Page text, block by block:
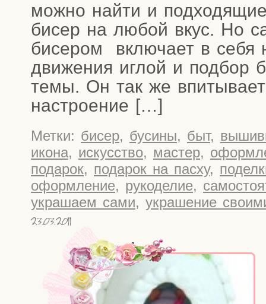
мож­но най­ти и
бисер на любой вкус. Но
бисе­ром вклю­ча­ет в себя
дви­же­ния иглой и под­бор
темы. Он так же
настроение […]
Метки: бисер, бусины, быт,
икона, искусство, мастер,
подарок, подарок на пасху,
оформление, рукоделие,
украшаем сами, украшение
23.03.2011